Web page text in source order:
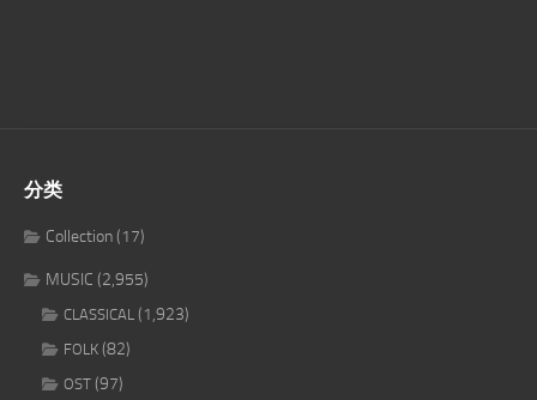
分类
Collection(17)
MUSIC (2,955)
CLASSICAL (1,923)
FOLK (82)
OST (97)